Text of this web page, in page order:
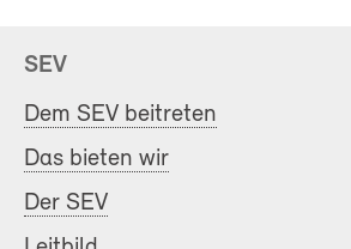
SEV
Dem SEV beitreten
Das bieten wir
Der SEV